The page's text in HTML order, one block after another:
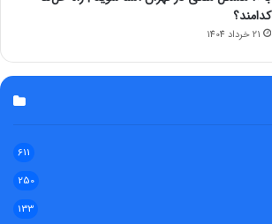
کدامند؟
21 خرداد 1404
611
250
133